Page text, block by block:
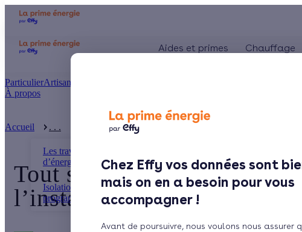
Chez Effy vos données sont
mais on en a besoin pour vous
accompagner !
Avant de poursuivre, nous voulons nous assurer
ParticulierArtisan / installateur
À propos
Aides et primes
Présentation
Le concept
Chauffage
Accueil . . .
Les travaux d’économies
d’énergie
Isolation, chauffage,
programmation, retrouve ...
Tout savoir sur la qualification QualiPV pour ...
Tout savoir sur la
l’installation photovoltaïque